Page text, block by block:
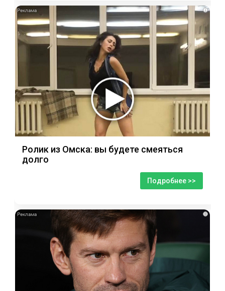
i
Ролик из Омска: вы будете смеяться
долго
Подробнее >>
i